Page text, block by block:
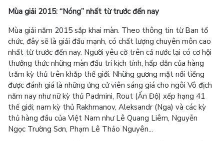
Mùa giải 2015: “Nóng” nhất từ trước đến nay
Mùa giải năm 2015 sắp khai màn. Theo thông tin từ Ban tổ
chức, đây sẽ là giải đấu mạnh, có chất lượng chuyên môn cao
nhất từ trước đến nay. Người yêu cờ trên cả nước lại có cơ hội
thưởng thức những màn đấu trí kịch tính, hấp dẫn của hàng
trăm kỳ thủ trên khắp thế giới. Những gương mặt nổi tiếng
được đánh giá là những ứng cử viên sáng giá cho ngôi Vô địch
năm nay như nữ kỳ thủ Padmini, Rout (Ấn Độ) xếp hạng 41
thế giới; nam kỳ thủ Rakhmanov, Aleksandr (Nga) và các kỳ
thủ hàng đầu của Việt Nam như Lê Quang Liêm, Nguyễn
Ngọc Trường Sơn, Phạm Lê Thảo Nguyên...